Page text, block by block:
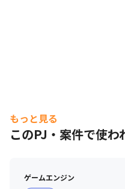
もっと見る
このPJ・案件で使わ
ゲームエンジン